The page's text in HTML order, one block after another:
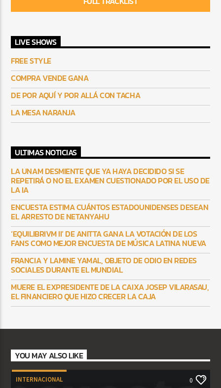
LIVE SHOWS
FREE STYLE
COMPRA VENDE GANA
DE POR AQUÍ Y POR ALLÁ CON TACHA
LA MESA NARANJA
ULTIMAS NOTICIAS
LA UNAM DESMIENTE QUE YA HAYA DECIDIDO SI SE
REPETIRÁ O NO EL EXAMEN CUESTIONADO POR EL USO DE
LA IA
ENCUESTA ESTIMA CUÁNTOS ESTADOUNIDENSES DESEAN
EL ARRESTO DE NETANYAHU
‘EQUILIBRIVM II’ DE ANITTA GANA LA VOTACIÓN DE LOS
FANS COMO MEJOR ENCUESTA DE MÚSICA LATINA NUEVA
FRANCIA Y LAMINE YAMAL, OBJETO DE ODIO EN REDES
SOCIALES DURANTE EL MUNDIAL
MUERE EL EXPRESIDENTE DE LA CAIXA JOSEP VILARASAU,
EL FINANCIERO QUE HIZO CRECER LA CAJA
YOU MAY ALSO LIKE
INTERNACIONAL 0